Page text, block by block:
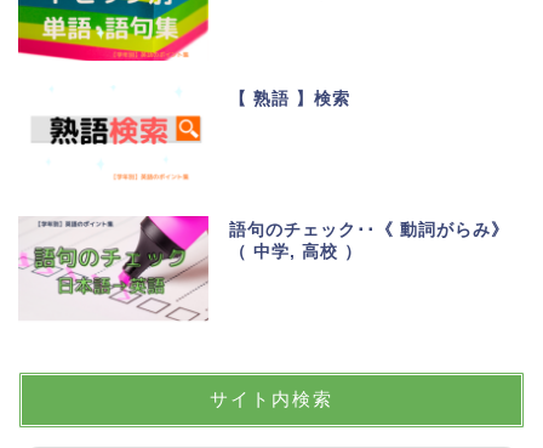
【 熟語 】検索
語句のチェック･･《 動詞がらみ》
（ 中学, 高校 ）
サイト内検索